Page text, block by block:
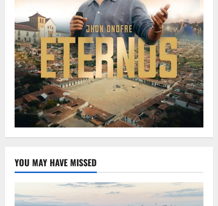
YOU MAY HAVE MISSED